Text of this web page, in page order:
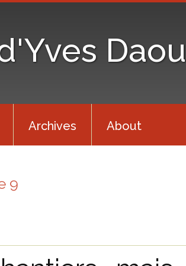
Archives About
9